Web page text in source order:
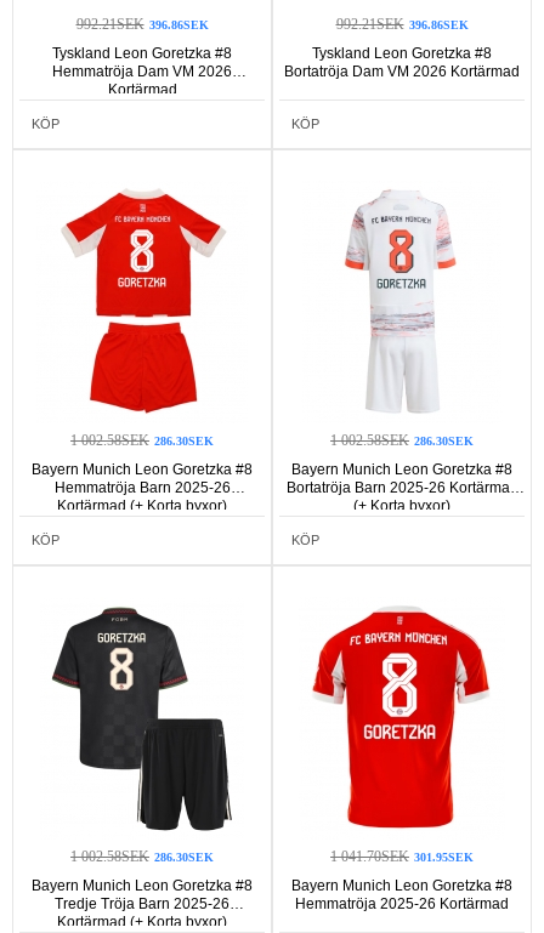
992.21SEK 396.86SEK
Tyskland Leon Goretzka #8
Hemmatröja Dam VM 2026
Kortärmad
KÖP
992.21SEK 396.86SEK
Tyskland Leon Goretzka #8
Bortatröja Dam VM 2026 Kortärmad
KÖP
1 002.58SEK 286.30SEK
Bayern Munich Leon Goretzka #8
Hemmatröja Barn 2025-26
Kortärmad (+ Korta byxor)
KÖP
1 002.58SEK 286.30SEK
Bayern Munich Leon Goretzka #8
Bortatröja Barn 2025-26 Kortärmad
(+ Korta byxor)
KÖP
1 002.58SEK 286.30SEK
Bayern Munich Leon Goretzka #8
Tredje Tröja Barn 2025-26
Kortärmad (+ Korta byxor)
1 041.70SEK 301.95SEK
Bayern Munich Leon Goretzka #8
Hemmatröja 2025-26 Kortärmad